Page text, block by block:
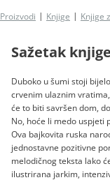
Proizvodi Knjige Knjige
Sažetak knjige
Duboko u šumi stoji
crvenim ulaznim
će to biti savršen dom,
No, hoće li medo uspjeti
Ova bajkovita ruska
jednostavne pozitivne
melodičnog teksta lako
ilustrirana jarkim,